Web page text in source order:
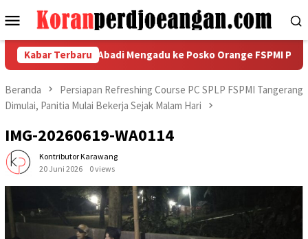
ke
Menu
Mobile
Kabar Terbaru
Plas Abadi Mengadu ke Posko Orange FSPMI Pasuruan
Beranda
Persiapan Refreshing Course PC SPLP FSPMI Tangerang
Dimulai, Panitia Mulai Bekerja Sejak Malam Hari
IMG-20260619-WA0114
Kontributor Karawang
20 Juni 2026
0 views